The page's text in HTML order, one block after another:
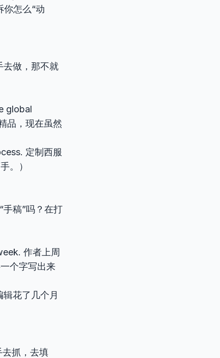
怎么“动
做，那不就
global
品，现在虽然
定制西服
。）
稿”吗？在打
作者上周
个字写出来
花了几个月
抓，去填